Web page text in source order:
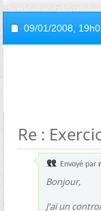
09/01/2008,
Re :
Envoyé par
Bonjour,
J'ai un